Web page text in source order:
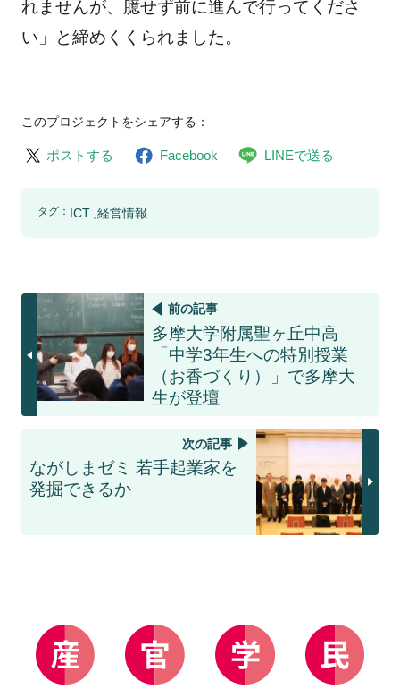
れませんが、臆せず前に進んで行ってくださ
い」と締めくくられました。
このプロジェクトをシェアする：
ポストする Facebook LINEで送る
タグ： ICT 経営情報
前の記事
多摩大学附属聖ヶ丘中高
「中学3年生への特別授業
（お香づくり）」で多摩大
生が登壇
次の記事
ながしまゼミ 若手起業家を
発掘できるか